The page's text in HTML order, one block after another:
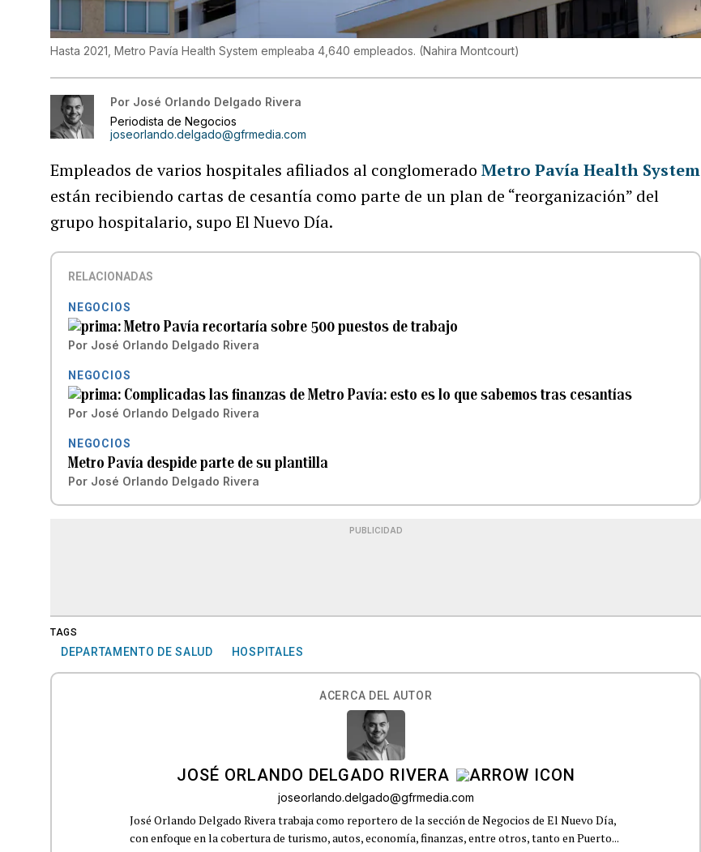
Hasta 2021, Metro Pavía Health System empleaba 4,640 empleados. (Nahira Montcourt)
Por José Orlando Delgado Rivera
Periodista de Negocios
joseorlando.delgado@gfrmedia.com
Empleados de varios hospitales afiliados al conglomeradoMetro Pavía Health System
están recibiendo cartas de cesantía como parte de un plan de “reorganización” del
grupo hospitalario, supo El Nuevo Día.
RELACIONADAS
NEGOCIOS
Metro Pavía recortaría sobre 500 puestos de trabajo
Por José Orlando Delgado Rivera
NEGOCIOS
Complicadas las finanzas de Metro Pavía: esto es lo que sabemos tras cesantías
Por José Orlando Delgado Rivera
NEGOCIOS
Metro Pavía despide parte de su plantilla
Por José Orlando Delgado Rivera
PUBLICIDAD
TAGS
DEPARTAMENTO DE SALUD HOSPITALES
ACERCA DEL AUTOR
JOSÉ ORLANDO DELGADO RIVERA
joseorlando.delgado@gfrmedia.com
José Orlando Delgado Rivera trabaja como reportero de la sección de Negocios de El Nuevo Día,
con enfoque en la cobertura de turismo, autos, economía, finanzas, entre otros, tanto en Puerto...